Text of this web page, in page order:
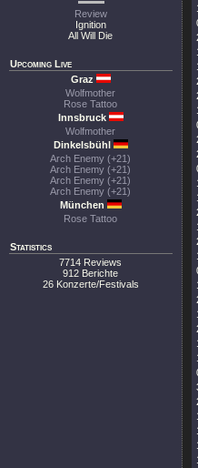
Review
Ignition
All Will Die
Upcoming Live
Graz
Wolfmother
Rose Tattoo
Innsbruck
Wolfmother
Dinkelsbühl
Arch Enemy (+21)
Arch Enemy (+21)
Arch Enemy (+21)
Arch Enemy (+21)
München
Rose Tattoo
Statistics
7714 Reviews
912 Berichte
26 Konzerte/Festivals